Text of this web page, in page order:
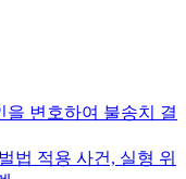
변호하여 불송치 결
법 적용 사건, 실형 위